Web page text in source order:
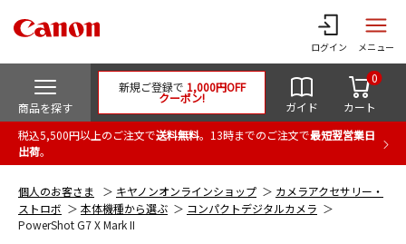
ログイン メニュー
商品を探す
新規ご登録で 1,000円OFF
クーポン!
ガイド カート
0
税込5,500円以上のご注文で送料無料。13時までのご注文で最短翌営業日
出荷。
個人のお客さま キヤノンオンラインショップ
カメラアクセサリー・
ストロボ
本体機種から選ぶ
コンパクトデジタルカメラ
PowerShot G7 X Mark II